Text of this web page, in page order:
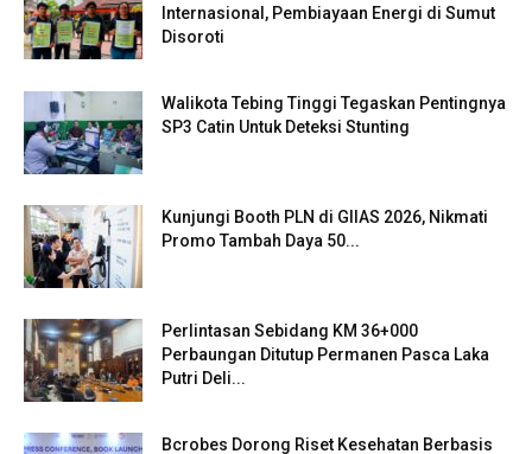
Internasional, Pembiayaan Energi di Sumut
Disoroti
Walikota Tebing Tinggi Tegaskan Pentingnya
SP3 Catin Untuk Deteksi Stunting
Kunjungi Booth PLN di GIIAS 2026, Nikmati
Promo Tambah Daya 50...
Perlintasan Sebidang KM 36+000
Perbaungan Ditutup Permanen Pasca Laka
Putri Deli...
Bcrobes Dorong Riset Kesehatan Berbasis